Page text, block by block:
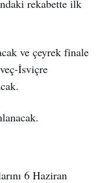
rekabette ilk
ve çeyrek finale
İsviçre
6 Haziran